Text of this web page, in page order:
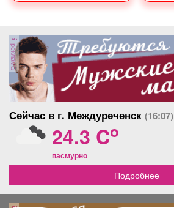
реклама
Сейчас в г. Междуреченск (16:07)
24.3 Co
пасмурно
Подробнее